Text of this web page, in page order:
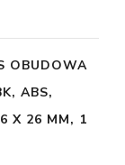
OBUDOWA
ABS,
X 26 MM, 1